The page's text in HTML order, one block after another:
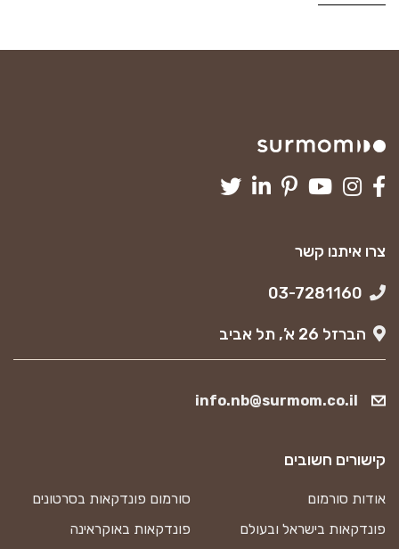
צרו איתנו קשר
הברזל 26 א’, תל אביב
info.nb@surmom.co.il
קישורים חשובים
אודות סורמום
סורמום פונדקאות בסרטונים
פונדקאות בישראל ובעולם
פונדקאות באוקראינה